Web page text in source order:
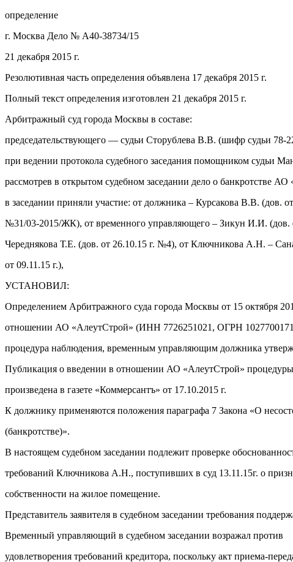
определение
г. Москва Дело № А40-38734/15
21 декабря 2015 г.
Резолютивная часть определения объявлена 17 декабря 2015 г.
Полный текст определения изготовлен 21 декабря 2015 г.
Арбитражный суд города Москвы в составе:
председательствующего — судьи Сторублева В.В. (шифр судьи 78-
при ведении протокола судебного заседания помощником судьи
рассмотрев в открытом судебном заседании дело о банкротстве
в заседании приняли участие: от должника – Курсакова В.В. (дов.
№31/03-2015/ЖК), от временного управляющего – Зикун И.И. (дов.
Череднякова Т.Е. (дов. от 26.10.15 г. №4), от Ключникова А.Н. –
от 09.11.15 г.),
УСТАНОВИЛ:
Определением Арбитражного суда города Москвы от 15 октября
отношении АО «АлеутСтрой» (ИНН 7726251021, ОГРН
процедура наблюдения, временным управляющим должника
Публикация о введении в отношении АО «АлеутСтрой»
произведена в газете «Коммерсантъ» от 17.10.2015 г.
К должнику применяются положения параграфа 7 Закона «О
(банкротстве)».
В настоящем судебном заседании подлежит проверке
требований Ключникова А.Н., поступивших в суд 13.11.15г. о
собственности на жилое помещение.
Представитель заявителя в судебном заседании требования
Временный управляющий в судебном заседании возражал против
удовлетворения требований кредитора, поскольку акт приема-